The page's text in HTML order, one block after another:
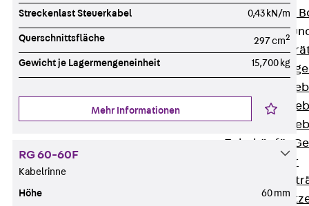
Nivellierbare
Gerätebecher
Zurück
Runde
Eckige
Eckige
Zubehör für
Geräteträger
Streckenlast Steuerkabel 0,43 kN/m
Querschnittsfläche 297 cm2
Gewicht je Lagermengeneinheit 15,700 kg
Mehr Informationen
RG 60-60F
Kabelrinne
Höhe 60 mm